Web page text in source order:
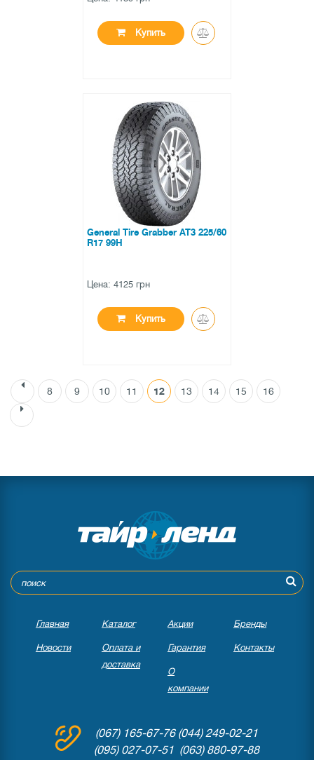
Купить
нет в наличии
0 отзывов
General Tire Grabber AT3 225/60
R17 99H
Цена: 4125 грн
Купить
●нет в наличии
8 9 10 11 12 13 14 15 16
Главная Каталог Акции Бренды
Новости
Оплата и
доставка
Гарантия Контакты
О
компании
(067) 165-67-76(044) 249-02-21
(095) 027-07-51 (063) 880-97-88